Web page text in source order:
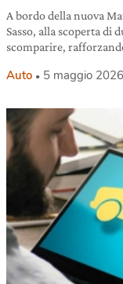
A bordo della nuova
Sasso, alla scoperta di
scomparire,
Auto 5 maggio 2026